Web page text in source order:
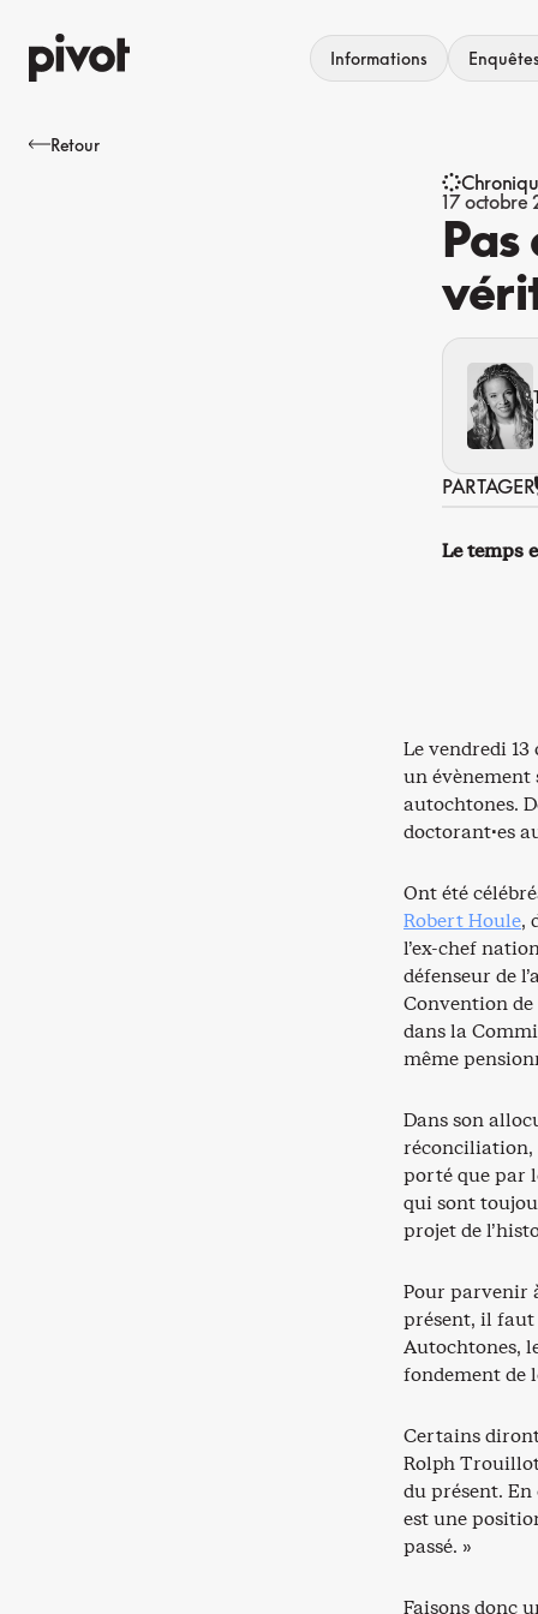
au
contenu
Informations
Retour
17 octobre
PARTAGER
Le temps
Le vendredi
un évènement
autochtones.
doctorant·es
Ont été
Robert Houle,
l’ex-chef
défenseur de
Convention
dans la
même
Dans son
réconciliation,
porté que par
qui sont
projet de
Pour parvenir
présent, il
Autochtones,
fondement de
Certains diront
Rolph
du présent. En
est une
passé. »
Faisons donc